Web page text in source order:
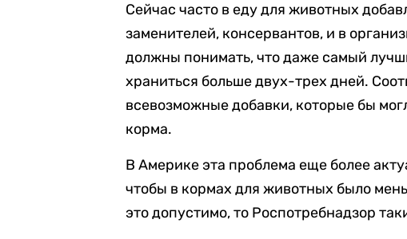
Сейчас часто в еду для животных
заменителей, консервантов, и в
должны понимать, что даже самый
храниться больше двух-трех дней.
всевозможные добавки, которые бы
корма.
В Америке эта проблема еще более
чтобы в кормах для животных было
это допустимо, то Роспотребнадзор